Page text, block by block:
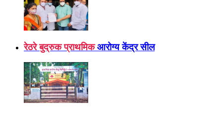
रेठरे बुद्रुक प्राथमिक आरोग्य केंद्र सील